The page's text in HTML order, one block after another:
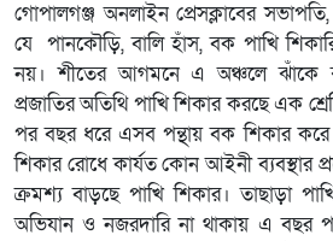
গোপালগঞ্জ অনলাইন প্রেসক্লাবের
যে পানকৌড়ি, বালি হাঁস, বক পাখি
নয়। শীতের আগমনে এ অঞ্চলে ঝাঁকে
প্রজাতির অতিথি পাখি শিকার করছে এক
পর বছর ধরে এসব পন্থায় বক শিকার করে
শিকার রোধে কার্যত কোন আইনী ব্যবস্থার
ক্রমশ্য বাড়ছে পাখি শিকার। তাছাড়া
অভিযান ও নজরদারি না থাকায় এ বছর